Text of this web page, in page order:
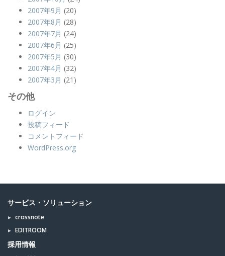
2007年9月 (20)
2007年8月 (28)
2007年7月 (24)
2007年6月 (25)
2007年5月 (30)
2007年4月 (32)
2007年3月 (21)
その他
ログイン
投稿フィード
コメントフィード
WordPress.org
サービス・ソリューション
crossnote
EDITROOM
採用情報